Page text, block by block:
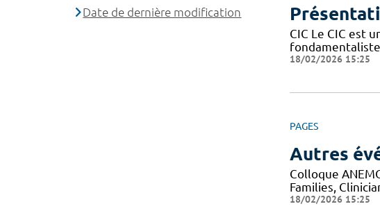
CIC Le CIC est
18/02/2026 15:25
PAGES
Autres
Colloque
Families,
18/02/2026 15:25
Date de dernière modification